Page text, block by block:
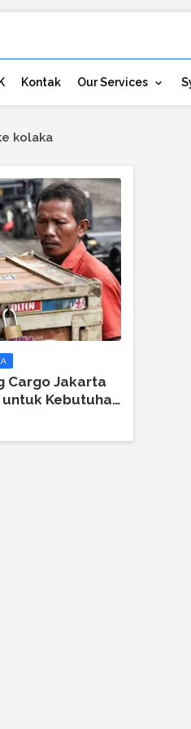
Kontak Our Services
kolaka
Cargo Jakarta
Kebutuhan